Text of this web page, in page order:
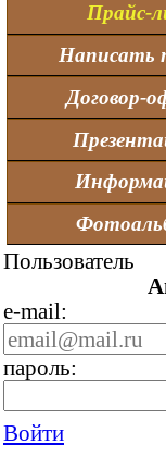
Прайс-
Написать
Договор-
Пользователь
e-mail:
пароль:
Войти